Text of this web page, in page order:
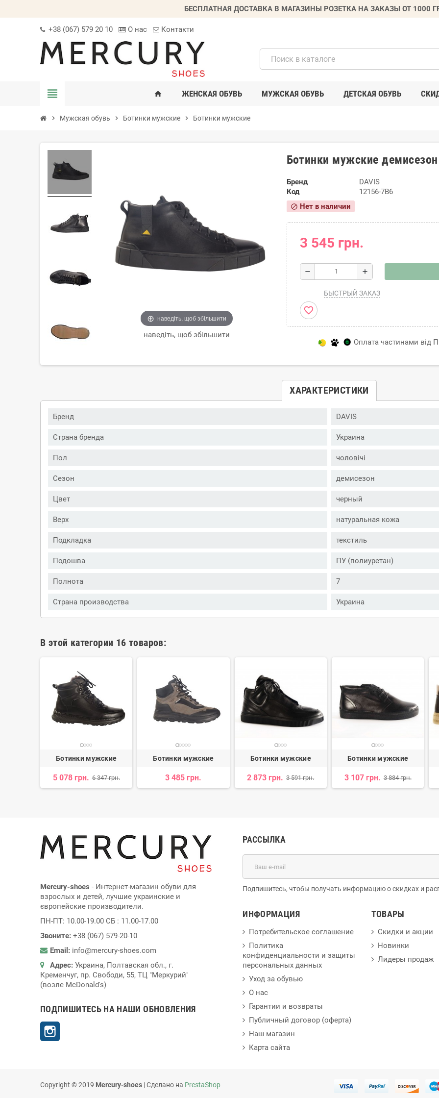
БЕСПЛАТНАЯ ДОСТАВКА В МАГАЗИНЫ РОЗЕТКА НА ЗАКАЗЫ ОТ 1000
+38 (067) 579 20 10 О нас Контакти
view_headline home ЖЕНСКАЯ ОБУВЬ МУЖСКАЯ ОБУВЬ ДЕТСКАЯ ОБУВЬ
chevron_right Мужская обувь chevron_right Ботинки мужские chevron_right Ботинки мужские
наведіть, щоб збільшити
наведіть, щоб збільшити
Ботинки мужские
Бренд
DAVIS
Код
12156-7B6
block Нет в наличии
3 545 грн.
remove add
БЫСТРЫЙ ЗАКАЗ
favorite_border
Оплата частинами від
ХАРАКТЕРИСТИКИ
Бренд DAVIS
Страна бренда Украина
Пол чоловічі
Сезон демисезон
Цвет черный
Верх натуральная кожа
Подкладка текстиль
Подошва ПУ (полиуретан)
Полнота 7
Страна производства Украина
В этой категории 16 товаров:
Ботинки мужские
5 078 грн. 6 347 грн.
Ботинки мужские
3 485 грн.
Ботинки мужские
2 873 грн. 3 591 грн.
Ботинки мужские
3 107 грн. 3 884 грн.
Mercury-shoes - Интернет-магазин обуви для
взрослых и детей, лучшие украинские и
європейские производители.
ПН-ПТ: 10.00-19.00 СБ : 11.00-17.00
Звоните: +38 (067) 579-20-10
Email: info@mercury-shoes.com
Адрес: Украина, Полтавская обл., г.
Кременчуг, пр. Свободи, 55, ТЦ "Меркурий"
(возле McDonald's)
ПОДПИШИТЕСЬ НА НАШИ ОБНОВЛЕНИЯ
РАССЫЛКА
Подпишитесь, чтобы получать информацию о скидках и
ИНФОРМАЦИЯ
Потребительское соглашение
Политика
конфиденциальности и защиты
персональных данных
Уход за обувью
О нас
Гарантии и возвраты
Публичный договор (оферта)
Наш магазин
Карта сайта
ТОВАРЫ
Скидки и акции
Новинки
Лидеры продаж
Copyright © 2019 Mercury-shoes | Сделано на PrestaShop